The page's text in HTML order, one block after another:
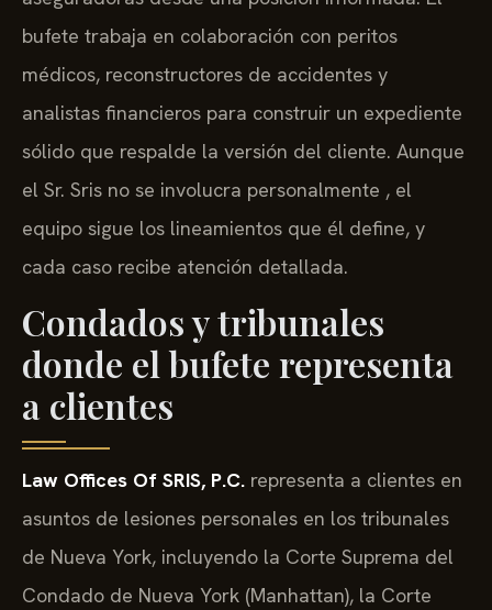
bufete trabaja en colaboración con peritos
médicos, reconstructores de accidentes y
analistas financieros para construir un expediente
sólido que respalde la versión del cliente. Aunque
el Sr. Sris no se involucra personalmente , el
equipo sigue los lineamientos que él define, y
cada caso recibe atención detallada.
Condados y tribunales
donde el bufete representa
a clientes
Law Offices Of SRIS, P.C. representa a clientes en
asuntos de lesiones personales en los tribunales
de Nueva York, incluyendo la Corte Suprema del
Condado de Nueva York (Manhattan), la Corte